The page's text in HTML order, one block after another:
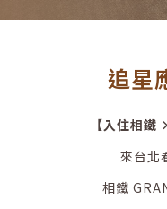
追星
【入住相鐵
來台北
相鐵